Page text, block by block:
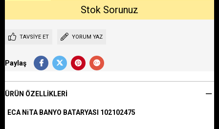
TAVSIYE ET YORUM YAZ
Paylaş
ÜRÜN ÖZELLIKLERI
ECA NiTA BANYO BATARYASI 102102475